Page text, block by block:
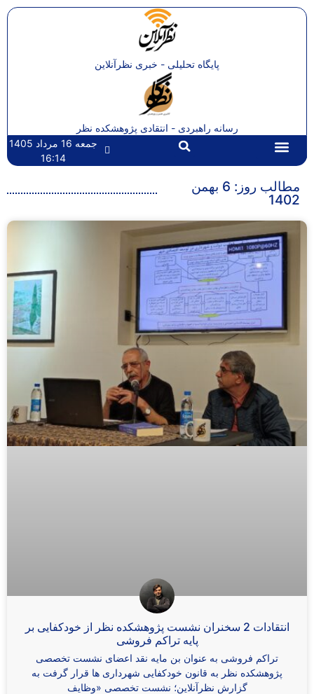
پایگاه تحلیلی - خبری نظرآنلاین
رسانه راهبردی - انتقادی پژوهشکده نظر
جمعه 16 مرداد 1405
16:14
مطالب روز: 6 بهمن
1402
انتقادات 2 سخنران نشست پژوهشکده نظر از خودکفایی بر
پایه تراکم فروشی
تراکم فروشی به عنوان بن مایه نقد اعضای نشست تخصصی
پژوهشکده نظر به قانون خودکفایی شهرداری ها قرار گرفت به
گزارش نظرآنلاین؛ نشست تخصصی «وظایف